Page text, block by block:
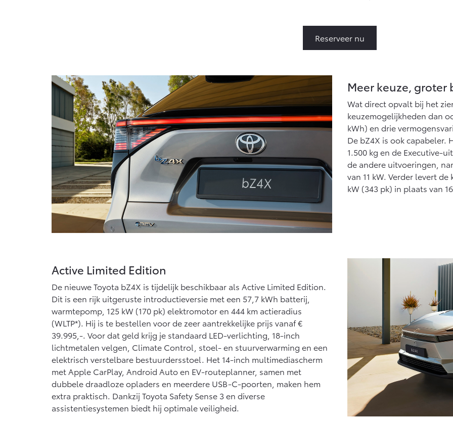
Vanaf € 46.301,- Vanaf € 56.570,-
Land Cruiser (excl.
BTW)
Vanaf € 89.986,-
Reserveer nu
Meer keuze, groter
Wat direct opvalt bij het
keuzemogelijkheden dan
kWh) en drie
De bZ4X is ook
1.500 kg en de Executive-
de andere uitvoeringen,
van 11 kW. Verder levert
kW (343 pk) in plaats van
Active Limited Edition
De nieuwe Toyota bZ4X is tijdelijk beschikbaar als Active Limited Edition.
Dit is een rijk uitgeruste introductieversie met een 57,7 kWh batterij,
warmtepomp, 125 kW (170 pk) elektromotor en 444 km actieradius
(WLTP*). Hij is te bestellen voor de zeer aantrekkelijke prijs vanaf €
39.995,-. Voor dat geld krijg je standaard LED-verlichting, 18-inch
lichtmetalen velgen, Climate Control, stoel- en stuurverwarming en een
elektrisch verstelbare bestuurdersstoel. Het 14-inch multimediascherm
met Apple CarPlay, Android Auto en EV-routeplanner, samen met
dubbele draadloze opladers en meerdere USB-C-poorten, maken hem
extra praktisch. Dankzij Toyota Safety Sense 3 en diverse
assistentiesystemen biedt hij optimale veiligheid.